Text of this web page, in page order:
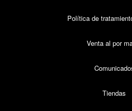
Política de
Venta al por
Tiendas